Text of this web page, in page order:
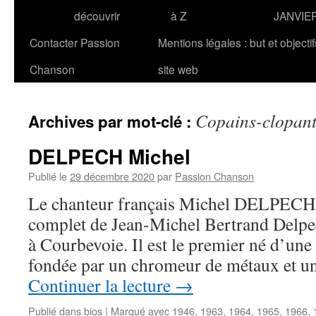
découvrir
à Z
Contacter Passion
Chanson
Mentions légales : but et
site web
Archives par mot-clé : Copains-clopant
DELPECH Michel
Publié le29 décembre 2020par Passion Chanson
Le chanteur français Michel
complet de Jean-Michel Bertrand
à Courbevoie. Il est le premier né
fondée par un chromeur de métaux et
Continuer la lecture →
Publié dansbios | Marqué avec 1946, 1963, 1964, 1965, 1966,